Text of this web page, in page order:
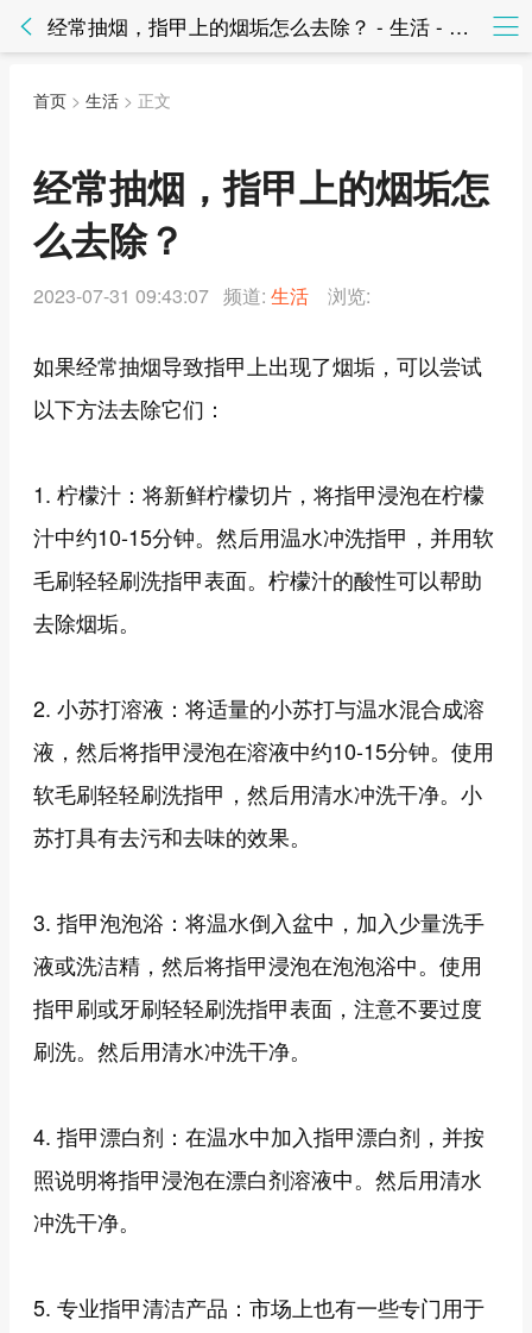
经常抽烟，指甲上的烟垢怎么去除？ - 生活 - 知法网知法网
首页 > 生活 > 正文
经常抽烟，指甲上的烟垢怎
么去除？
2023-07-31 09:43:07 频道: 生活 浏览:
如果经常抽烟导致指甲上出现了烟垢，可以尝试
以下方法去除它们：
1. 柠檬汁：将新鲜柠檬切片，将指甲浸泡在柠檬
汁中约10-15分钟。然后用温水冲洗指甲，并用软
毛刷轻轻刷洗指甲表面。柠檬汁的酸性可以帮助
去除烟垢。
2. 小苏打溶液：将适量的小苏打与温水混合成溶
液，然后将指甲浸泡在溶液中约10-15分钟。使用
软毛刷轻轻刷洗指甲，然后用清水冲洗干净。小
苏打具有去污和去味的效果。
3. 指甲泡泡浴：将温水倒入盆中，加入少量洗手
液或洗洁精，然后将指甲浸泡在泡泡浴中。使用
指甲刷或牙刷轻轻刷洗指甲表面，注意不要过度
刷洗。然后用清水冲洗干净。
4. 指甲漂白剂：在温水中加入指甲漂白剂，并按
照说明将指甲浸泡在漂白剂溶液中。然后用清水
冲洗干净。
5. 专业指甲清洁产品：市场上也有一些专门用于